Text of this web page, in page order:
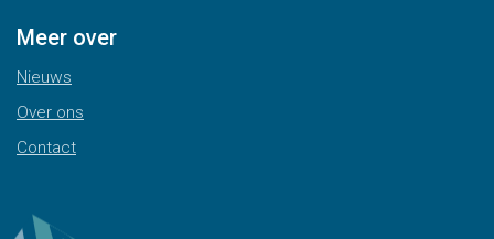
Meer over
Nieuws
Over ons
Contact